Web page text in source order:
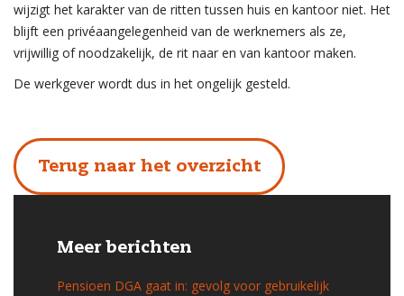
wijzigt het karakter van de ritten tussen huis en kantoor niet. Het
blijft een privéaangelegenheid van de werknemers als ze,
vrijwillig of noodzakelijk, de rit naar en van kantoor maken.
De werkgever wordt dus in het ongelijk gesteld.
Terug naar het overzicht
Meer berichten
Pensioen DGA gaat in: gevolg voor gebruikelijk